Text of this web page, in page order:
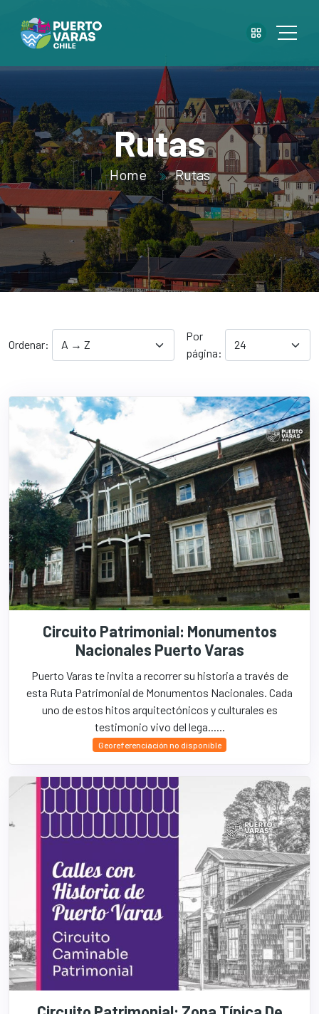
Rutas
Home Rutas
Ordenar:
Por
página:
Circuito Patrimonial: Monumentos
Nacionales Puerto Varas
Puerto Varas te invita a recorrer su historia a través de
esta Ruta Patrimonial de Monumentos Nacionales. Cada
uno de estos hitos arquitectónicos y culturales es
testimonio vivo del lega......
Georeferenciación no disponible